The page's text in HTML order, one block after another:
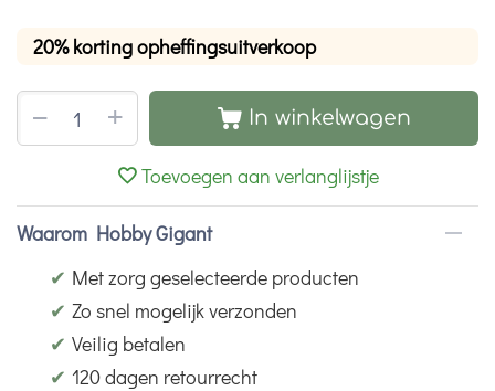
20% korting opheffingsuitverkoop
+
− In winkelwagen
Toevoegen aan verlanglijstje
Waarom Hobby Gigant
✔ Met zorg geselecteerde producten
✔ Zo snel mogelijk verzonden
✔ Veilig betalen
✔ 120 dagen retourrecht